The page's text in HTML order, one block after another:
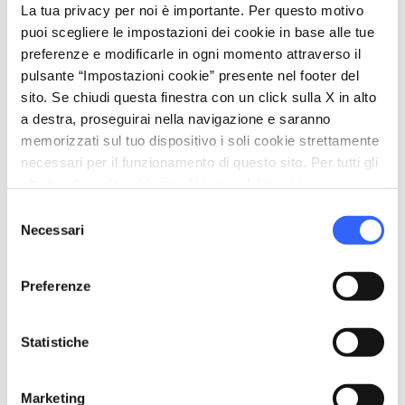
La tua privacy per noi è importante. Per questo motivo
puoi scegliere le impostazioni dei cookie in base alle tue
preferenze e modificarle in ogni momento attraverso il
pulsante “Impostazioni cookie” presente nel footer del
sito. Se chiudi questa finestra con un click sulla X in alto
a destra, proseguirai nella navigazione e saranno
memorizzati sul tuo dispositivo i soli cookie strettamente
necessari per il funzionamento di questo sito. Per tutti gli
delNecessari
Preferenze
Statistiche
Marketing
local_parking Parcheggio
Parcheggio
celebration Attività
Animazione